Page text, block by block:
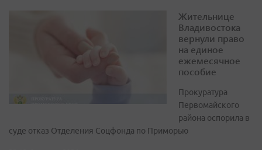
Жительнице
Владивостока
вернули право
на единое
ежемесячное
пособие
Прокуратура
Первомайского
района оспорила в
суде отказ Отделения Соцфонда по Приморью